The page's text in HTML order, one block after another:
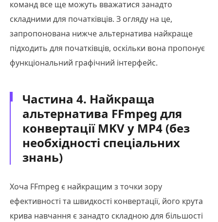
команд все ще можуть вважатися занадто
складними для початківців. З огляду на це,
запропонована нижче альтернатива найкраще
підходить для початківців, оскільки вона пропонує
функціональний графічний інтерфейс.
Частина 4. Найкраща
альтернатива FFmpeg для
конвертації MKV у MP4 (без
необхідності спеціальних
знань)
Хоча FFmpeg є найкращим з точки зору
ефективності та швидкості конвертації, його крута
крива навчання є занадто складною для більшості